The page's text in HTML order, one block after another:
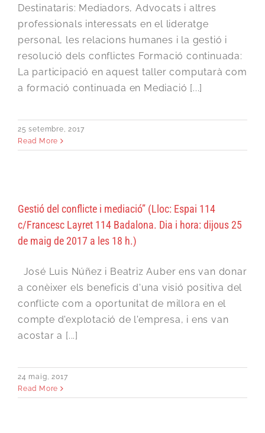
Destinataris: Mediadors, Advocats i altres
professionals interessats en el lideratge
personal, les relacions humanes i la gestió i
resolució dels conflictes Formació continuada:
La participació en aquest taller computarà com
a formació continuada en Mediació [...]
25 setembre, 2017
Read More
Gestió del conflicte i mediació” (Lloc: Espai 114
c/Francesc Layret 114 Badalona. Dia i hora: dijous 25
de maig de 2017 a les 18 h.)
José Luis Núñez i Beatriz Auber ens van donar
a conèixer els beneficis d'una visió positiva del
conflicte com a oportunitat de millora en el
compte d'explotació de l'empresa, i ens van
acostar a [...]
24 maig, 2017
Read More